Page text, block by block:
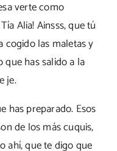
verte como
Alia! Ainsss, que tú
cogido las maletas y
que has salido a la
je.
has preparado. Esos
de los más cuquis,
ahí, que te digo que